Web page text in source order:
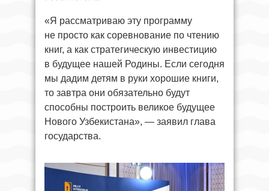
«Я рассматриваю эту программу
не просто как соревнование по чтению
книг, а как стратегическую инвестицию
в будущее нашей Родины. Если сегодня
мы дадим детям в руки хорошие книги,
то завтра они обязательно будут
способны построить великое будущее
Нового Узбекистана», — заявил глава
государства.